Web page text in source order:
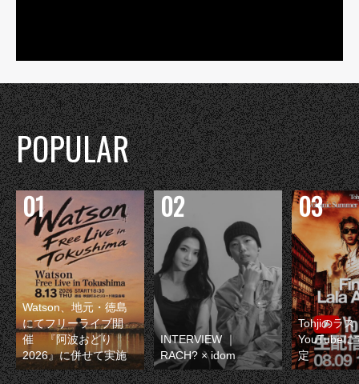
POPULAR
Watson、地元・徳島
にてフリーライブ開
催 『阿波おどり
2026』に併せて実施
INTERVIEW ｜
RACH? × idom
Tohjiのラス
YouTubeに
定